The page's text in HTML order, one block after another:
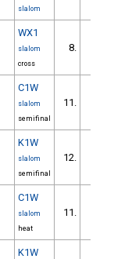
slalom
WX1
slalom
cross
8.
C1W
slalom
semifinal
11.
K1W
slalom
semifinal
12.
C1W
slalom
heat
11.
K1W